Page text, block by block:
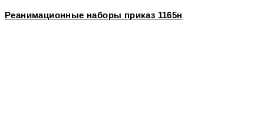
Реанимационные наборы приказ 1165н